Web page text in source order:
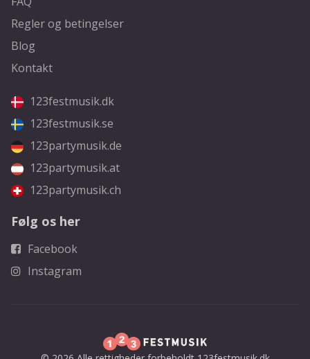
Regler og betingelser
Blog
Kontakt
123festmusik.dk
123festmusik.se
123partymusik.de
123partymusik.at
123partymusik.ch
Følg os her
Facebook
Instagram